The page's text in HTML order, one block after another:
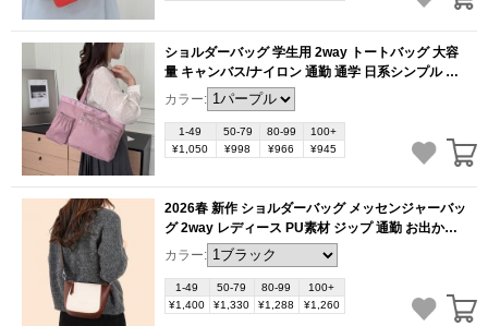
ショルダーバッグ 学生用 2way トートバッグ 大容
量 キャンバス/ナイロン 通勤 通学 日系シンプル ア
シンメトリー 男女兼用（1ヶ）
カラー:
1-49 50-79 80-99
100+
¥1,050
¥998 ¥966 ¥945
2026春 新作 ショルダーバッグ メッセンジャーバッ
グ 2way レディース PU素材 ジップ 通勤 お出かけ
プレゼント 母の日 お洒落（1ヶ）
カラー:
1-49 50-79 80-99
100+
¥1,400
¥1,330 ¥1,288 ¥1,260